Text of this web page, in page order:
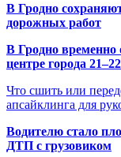
В Гродно
дорожных работ
В Гродно временно
центре города
Что сшить или
апсайклинга для
Водителю стало
ДТП с грузовиком